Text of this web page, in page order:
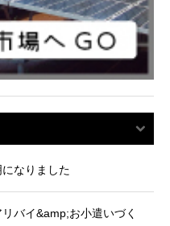
なりました
バイ&amp;お小遣いづく